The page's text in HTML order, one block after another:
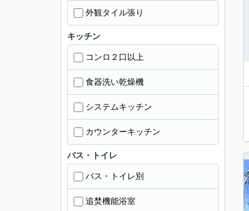
外観タイル張り
キッチン
コンロ２口以上
食器洗い乾燥機
システムキッチン
カウンターキッチン
バス・トイレ
バス・トイレ別
追焚機能浴室